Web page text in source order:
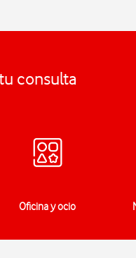
consulta
Oficina y ocio